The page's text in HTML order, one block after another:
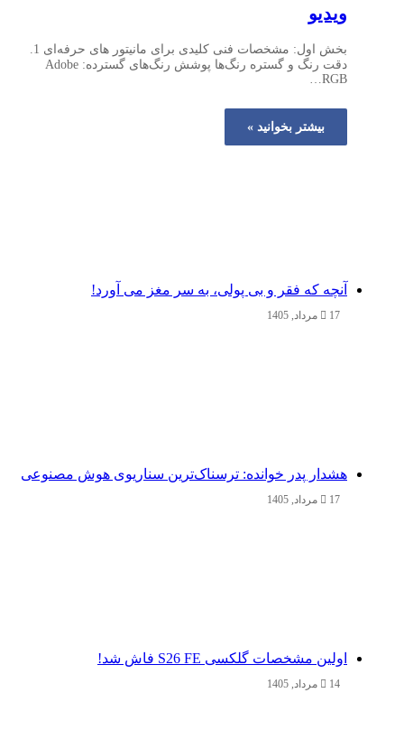
ویدیو
بخش اول: مشخصات فنی کلیدی برای مانیتور های حرفه‌ای 1.
دقت رنگ و گستره رنگ‌ها پوشش رنگ‌های گسترده: Adobe
RGB…
بیشتر بخوانید »
آنچه که فقر و بی‌ پولی، به سر مغز می‌ آورد!
17 مرداد, 1405
هشدار پدر خوانده: ترسناک‌ترین سناریوی هوش مصنوعی
17 مرداد, 1405
اولین مشخصات گلکسی S26 FE فاش شد!
14 مرداد, 1405